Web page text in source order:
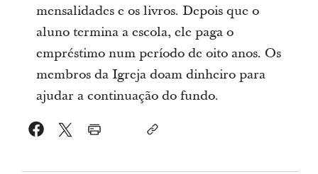
mensalidades e os livros. Depois que o
aluno termina a escola, ele paga o
empréstimo num período de oito anos. Os
membros da Igreja doam dinheiro para
ajudar a continuação do fundo.